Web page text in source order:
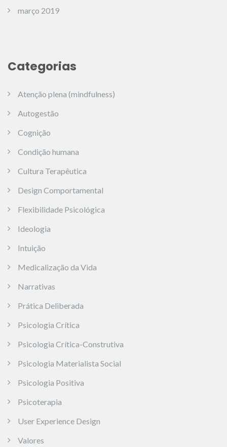
março 2019
Categorias
Atenção plena (mindfulness)
Autogestão
Cognição
Condição humana
Cultura Terapêutica
Design Comportamental
Flexibilidade Psicológica
Ideologia
Intuição
Medicalização da Vida
Narrativas
Prática Deliberada
Psicologia Crítica
Psicologia Crítica-Construtiva
Psicologia Materialista Social
Psicologia Positiva
Psicoterapia
User Experience Design
Valores